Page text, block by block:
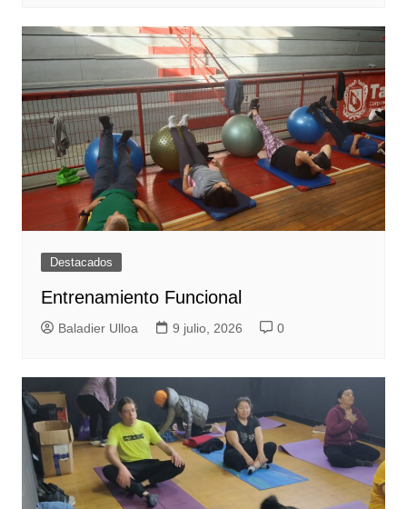
Destacados
Entrenamiento Funcional
Baladier Ulloa 9 julio, 2026 0